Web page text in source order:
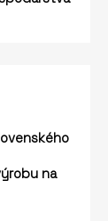
na